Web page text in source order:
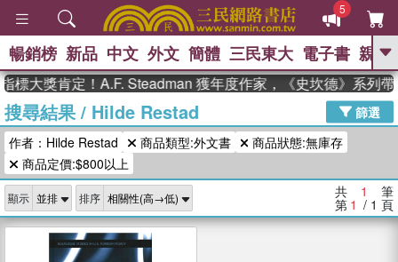
5
GO
熱搜： The Odyssey 、
父親節 、 如果歷史是一群喵 、 暑期
推薦 、 國際布克獎 臺灣漫遊錄
孩：黎曼猜想 、 偉大的迷走神經
暢銷榜 新品 中文 外文 簡體 三民東大 電子書 親子
標大獎肯定！A.F. Steadman 獲年度作家，《史坎德》系列帶
搜尋結果/ Hilde Restad
篩選
作者：Hilde Restad
商品類型:外文書
商品狀態:無庫存
商品定價:$800以上
顯示 排序 共 1 筆
第 1 / 1 頁